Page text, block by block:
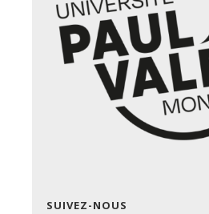
SUIVEZ-NOUS